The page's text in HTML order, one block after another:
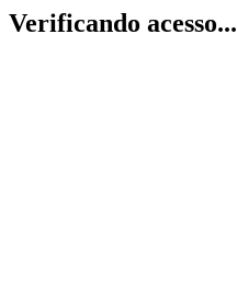
Verificando acesso...